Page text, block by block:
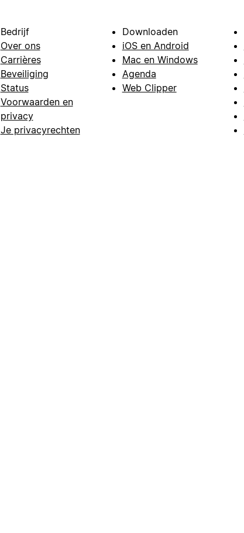
Bedrijf
Over ons
Carrières
Beveiliging
Status
Voorwaarden en
privacy
Je privacyrechten
Downloaden
iOS en Android
Mac en Windows
Agenda
Web Clipper